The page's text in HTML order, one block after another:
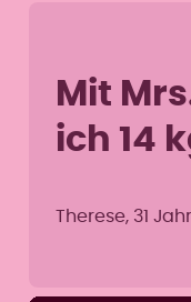
Mit
ich 14
Therese, 31